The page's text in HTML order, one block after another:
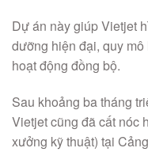
Dự án này giúp Vietjet
dưỡng hiện đại, quy
hoạt động đồng bộ.
Sau khoảng ba tháng
Vietjet cũng đã cất nóc
xưởng kỹ thuật) tại